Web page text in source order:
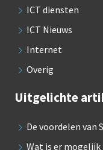
ICT diensten
ICT Nieuws
Internet
Overig
Uitgelichte
De voordelen van
Wat is er